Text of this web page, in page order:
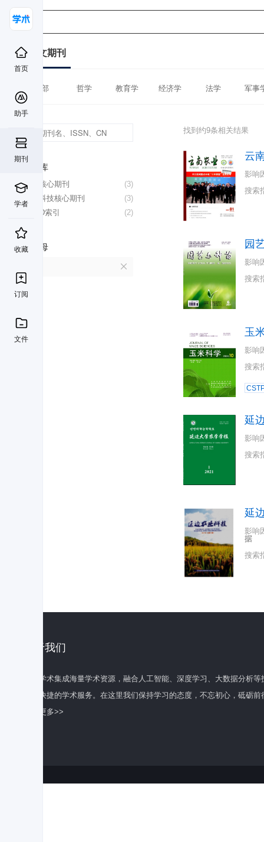
首页
助手
期刊
学者
收藏
订阅
文件
中文期刊
全部 哲学 教育学 经济学 法学 军事
数据库
(3)
北大核心期刊
(3)
中国科技核心期刊
(2)
CSCD索引
首字母
找到约9条相关结果
云
影响
搜索
园
影响
搜索
玉
影响
搜索
延
影响
搜索
延
影响
据
搜索
关于我们
百度学术集成海量学术资源，融合人工智能、深度学习、大数据分析
全面快捷的学术服务。在这里我们保持学习的态度，不忘初心，砥砺前
了解更多>>